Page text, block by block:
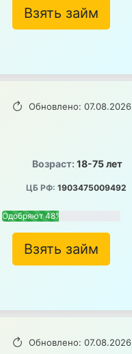
Взять займ
Обновлено: 07.08.2026
Возраст: 18-75 лет
ЦБ РФ: 1903475009492
Одобряют 48%
Взять займ
Обновлено: 07.08.2026